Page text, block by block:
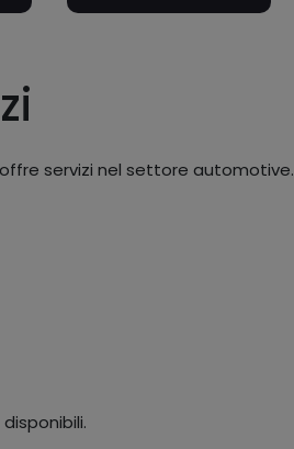
servizi nel settore automotive.